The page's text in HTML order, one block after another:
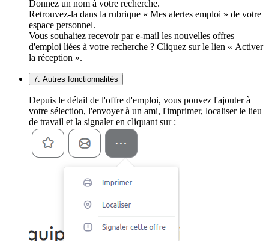
Donnez un nom à votre recherche.
Retrouvez-la dans la rubrique « Mes alertes emploi » de votre
espace personnel.
Vous souhaitez recevoir par e-mail les nouvelles offres
d'emploi liées à votre recherche ? Cliquez sur le lien « Activer
la réception ».
7. Autres fonctionnalités
Depuis le détail de l'offre d'emploi, vous pouvez l'ajouter à
votre sélection, l'envoyer à un ami, l'imprimer, localiser le lieu
de travail et la signaler en cliquant sur :